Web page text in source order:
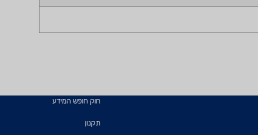
חוק חופש המידע
תקנון